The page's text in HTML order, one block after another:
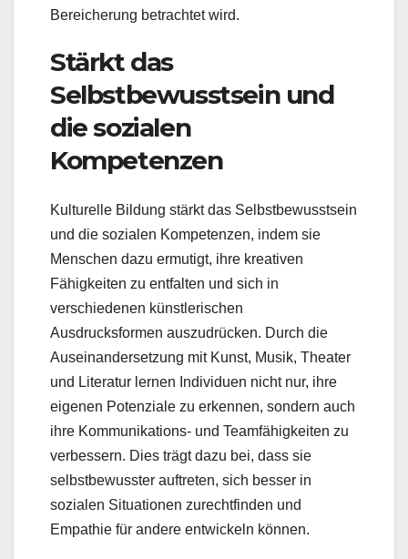
Bereicherung betrachtet wird.
Stärkt das
Selbstbewusstsein und
die sozialen
Kompetenzen
Kulturelle Bildung stärkt das Selbstbewusstsein
und die sozialen Kompetenzen, indem sie
Menschen dazu ermutigt, ihre kreativen
Fähigkeiten zu entfalten und sich in
verschiedenen künstlerischen
Ausdrucksformen auszudrücken. Durch die
Auseinandersetzung mit Kunst, Musik, Theater
und Literatur lernen Individuen nicht nur, ihre
eigenen Potenziale zu erkennen, sondern auch
ihre Kommunikations- und Teamfähigkeiten zu
verbessern. Dies trägt dazu bei, dass sie
selbstbewusster auftreten, sich besser in
sozialen Situationen zurechtfinden und
Empathie für andere entwickeln können.